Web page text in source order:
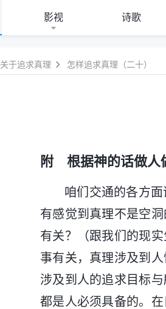
影视 诗歌
关于追求真理 怎样追求真理（二十）
附 根据神的话做人
咱们交通的各方
有感觉到真理不是空
有关？（跟我们的现
事有关，真理涉及到
涉及到人的追求目标
都是人必须具备的。